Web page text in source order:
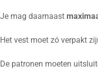
Je mag daarnaast
Het vest moet zó verpakt
De patronen moeten